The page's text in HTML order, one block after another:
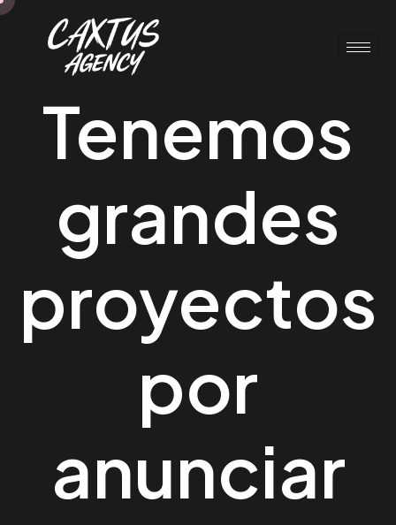
Tenemos
grandes
proyectos
por
anunciar